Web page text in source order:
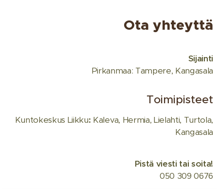
Ota yhteyttä
Sijainti
Pirkanmaa: Tampere, Kangasala
Toimipisteet
Kuntokeskus Liikku: Kaleva, Hermia, Lielahti, Turtola,
Kangasala
Pistä viesti tai soita!
050 309 0676